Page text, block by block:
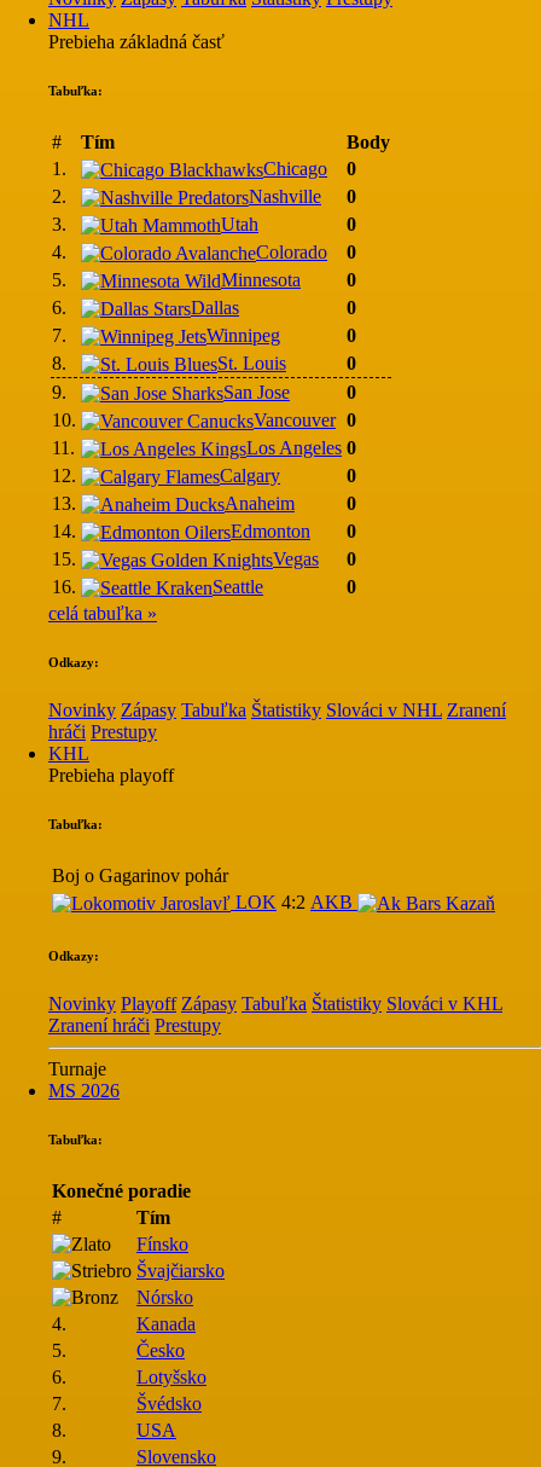
NHL
Prebieha základná časť
Tabuľka:
# Tím
Body
1.
Chicago
0
2.
Nashville
0
3.
Utah
0
4.
Colorado
0
5.
Minnesota
0
6.
Dallas
0
7.
Winnipeg
0
8.
St. Louis
0
9.
San Jose
0
10.
Vancouver 0
11.
Los Angeles 0
12.
Calgary
0
13.
Anaheim
0
14.
Edmonton
0
15.
Vegas
0
16.
Seattle
0
celá tabuľka »
Odkazy:
Novinky Zápasy Tabuľka Štatistiky Slováci v NHL Zranení
hráči Prestupy
KHL
Prebieha playoff
Tabuľka:
Boj o Gagarinov pohár
LOK 4:2 AKB
Odkazy:
Novinky Playoff Zápasy Tabuľka Štatistiky Slováci v KHL
Zranení hráči Prestupy
Turnaje
MS 2026
Tabuľka:
Konečné poradie
#
Tím
Fínsko
Švajčiarsko
Nórsko
4.
Kanada
5.
Česko
6.
Lotyšsko
7.
Švédsko
8.
USA
9.
Slovensko